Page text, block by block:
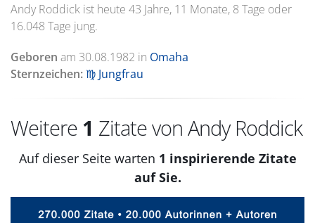
Andy Roddick ist heute 43 Jahre, 11 Monate, 8 Tage oder
16.048 Tage jung.
Geboren am 30.08.1982 in Omaha
Sternzeichen: ♍ Jungfrau
Weitere 1 Zitate von Andy Roddick
Auf dieser Seite warten 1 inspirierende Zitate
auf Sie.